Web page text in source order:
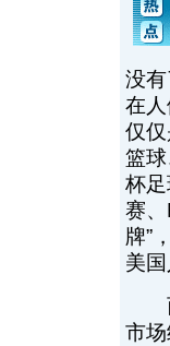
没
在
仅仅
篮
杯
赛
牌”
美
而
市